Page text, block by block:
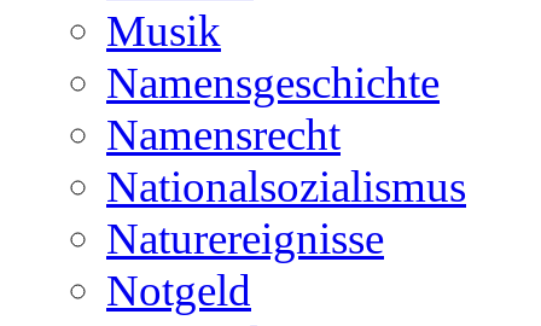
Musik
Namensgeschichte
Namensrecht
Nationalsozialismus
Naturereignisse
Notgeld